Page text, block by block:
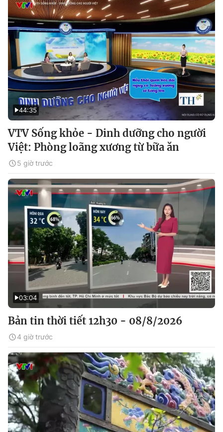
44:35
VTV Sống khỏe - Dinh dưỡng cho người
Việt: Phòng loãng xương từ bữa ăn
5 giờ trước
03:04
Bản tin thời tiết 12h30 - 08/8/2026
4 giờ trước